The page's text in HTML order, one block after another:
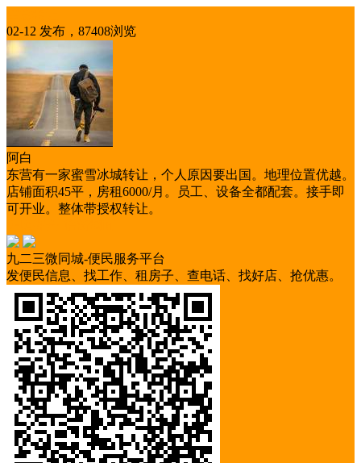
02-12 发布，87408浏览
阿白
东营有一家蜜雪冰城转让，个人原因要出国。地理位置优越。
店铺面积45平，房租6000/月。员工、设备全都配套。接手即
可开业。整体带授权转让。
九二三微同城-便民服务平台
发便民信息、找工作、租房子、查电话、找好店、抢优惠。